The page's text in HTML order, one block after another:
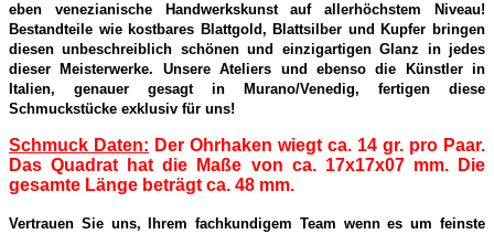
eben venezianische Handwerkskunst auf allerhöchstem Niveau!
Bestandteile wie kostbares Blattgold, Blattsilber und Kupfer bringen
diesen unbeschreiblich schönen und einzigartigen Glanz in jedes
dieser Meisterwerke. Unsere Ateliers und ebenso die Künstler in
Italien, genauer gesagt in Murano/Venedig, fertigen diese
Schmuckstücke exklusiv für uns!
Schmuck Daten: Der Ohrhaken wiegt ca. 14 gr. pro Paar.
Das Quadrat hat die Maße von ca. 17x17x07 mm. Die
gesamte Länge beträgt ca. 48 mm.
Vertrauen Sie uns, Ihrem fachkundigem Team wenn es um feinste